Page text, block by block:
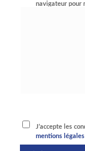
navigateur pour
J’accepte les
mentions légales